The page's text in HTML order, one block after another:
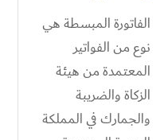
الفاتورة المبسطة هي
نوع من الفواتير
المعتمدة من هيئة
الزكاة والضريبة
والجمارك في المملكة